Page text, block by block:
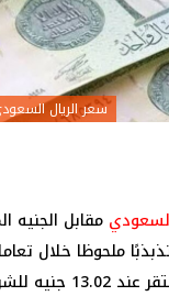
سعر الريال
مقابل الجنيه
أغسطس 2024 تذبذبًا ملحوظا